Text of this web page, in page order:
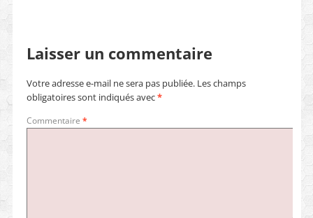
Laisser un commentaire
Votre adresse e-mail ne sera pas publiée. Les champs
obligatoires sont indiqués avec*
Commentaire *